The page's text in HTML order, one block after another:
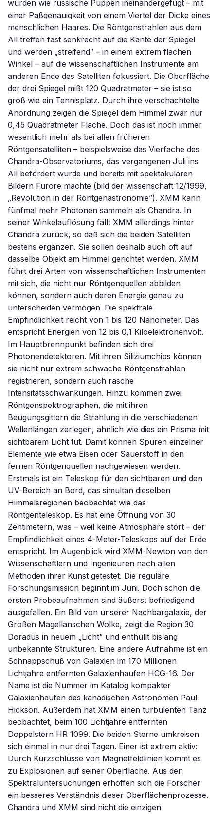
wurden wie russische Puppen ineinandergefügt – mit
einer Paßgenauigkeit von einem Viertel der Dicke eines
menschlichen Haares. Die Röntgenstrahlen aus dem
All treffen fast senkrecht auf die Kante der Spiegel
und werden „streifend” – in einem extrem flachen
Winkel – auf die wissenschaftlichen Instrumente am
anderen Ende des Satelliten fokussiert. Die Oberfläche
der drei Spiegel mißt 120 Quadratmeter – sie ist so
groß wie ein Tennisplatz. Durch ihre verschachtelte
Anordnung zeigen die Spiegel dem Himmel zwar nur
0,45 Quadratmeter Fläche. Doch das ist noch immer
wesentlich mehr als bei allen früheren
Röntgensatelliten – beispielsweise das Vierfache des
Chandra-Observatoriums, das vergangenen Juli ins
All befördert wurde und bereits mit spektakulären
Bildern Furore machte (bild der wissenschaft 12/1999,
„Revolution in der Röntgenastronomie”). XMM kann
fünfmal mehr Photonen sammeln als Chandra. In
seiner Winkelauflösung fällt XMM allerdings hinter
Chandra zurück, so daß sich die beiden Satelliten
bestens ergänzen. Sie sollen deshalb auch oft auf
dasselbe Objekt am Himmel gerichtet werden. XMM
führt drei Arten von wissenschaftlichen Instrumenten
mit sich, die nicht nur Röntgenquellen abbilden
können, sondern auch deren Energie genau zu
unterscheiden vermögen. Die spektrale
Empfindlichkeit reicht von 1 bis 120 Nanometer. Das
entspricht Energien von 12 bis 0,1 Kiloelektronenvolt.
Im Hauptbrennpunkt befinden sich drei
Photonendetektoren. Mit ihren Siliziumchips können
sie nicht nur extrem schwache Röntgenstrahlen
registrieren, sondern auch rasche
Intensitätsschwankungen. Hinzu kommen zwei
Röntgenspektrographen, die mit ihren
Beugungsgittern die Strahlung in die verschiedenen
Wellenlängen zerlegen, ähnlich wie dies ein Prisma mit
sichtbarem Licht tut. Damit können Spuren einzelner
Elemente wie etwa Eisen oder Sauerstoff in den
fernen Röntgenquellen nachgewiesen werden.
Erstmals ist ein Teleskop für den sichtbaren und den
UV-Bereich an Bord, das simultan dieselben
Himmelsregionen beobachtet wie das
Röntgenteleskop. Es hat eine Öffnung von 30
Zentimetern, was – weil keine Atmosphäre stört – der
Empfindlichkeit eines 4-Meter-Teleskops auf der Erde
entspricht. Im Augenblick wird XMM-Newton von den
Wissenschaftlern und Ingenieuren nach allen
Methoden ihrer Kunst getestet. Die reguläre
Forschungsmission beginnt im Juni. Doch schon die
ersten Probeaufnahmen sind äußerst befriedigend
ausgefallen. Ein Bild von unserer Nachbargalaxie, der
Großen Magellanschen Wolke, zeigt die Region 30
Doradus in neuem „Licht” und enthüllt bislang
unbekannte Strukturen. Eine andere Aufnahme ist ein
Schnappschuß von Galaxien im 170 Millionen
Lichtjahre entfernten Galaxienhaufen HCG-16. Der
Name ist die Nummer im Katalog kompakter
Galaxienhaufen des kanadischen Astronomen Paul
Hickson. Außerdem hat XMM einen turbulenten Tanz
beobachtet, beim 100 Lichtjahre entfernten
Doppelstern HR 1099. Die beiden Sterne umkreisen
sich einmal in nur drei Tagen. Einer ist extrem aktiv:
Durch Kurzschlüsse von Magnetfeldlinien kommt es
zu Explosionen auf seiner Oberfläche. Aus den
Spektraluntersuchungen erhoffen sich die Forscher
ein besseres Verständnis dieser Oberflächenprozesse.
Chandra und XMM sind nicht die einzigen